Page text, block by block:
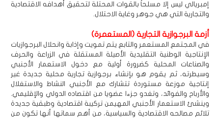
إمبريالي ليس إلا مسلحاً بالقوات المحتلة لتحقيق أهدافه الاقتصادية
والتجارية التي هي جوهر وغاية الاحتلال.
أزمة البرجوازية التجارية (المستعمرة)
في المجتمع المستعمر والتابع يتم تمويت وإذابة وانحلال البرجوازيات
الإنتاجية الوطنية التقليدية الأصيلة المستقلة في الزراعة والحرف
والصناعات المحلية كضرورة أولية مع دخول الاستعمار الأجنبي
وسيطرته، ثم يقوم هو بإنشاء برجوازية تجارية محلية جديدة غير
إنتاجية موزعة مستوردة تتشارك مع الأجنبي النشاط والاستغلال
والأرباح والفوائد، وتغدو جزءا عضويا من اقتصاده الدولي والإقليمي.
وينشئ الاستعمار الأجنبي المهيمن تركيبة اقتصادية وطبقية جديدة
تلائم مصالحه الاقتصادية والسياسية، من أهم سماتها أنها تكون من